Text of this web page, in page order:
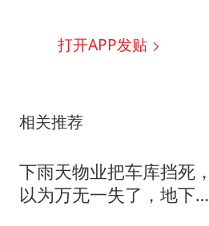
打开APP发贴
相关推荐
下雨天物业把车库挡死，
以为万无一失了，地下车